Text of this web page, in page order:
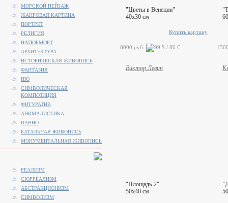
"Цветы в Венеции"
40x30 см
Купить картину
8000 руб.
Виктор Левин
"Площадь-2"
50x40 см
МОРСКОЙ ПЕЙЗАЖ
ЖАНРОВАЯ КАРТИНА
ПОРТРЕТ
РЕЛИГИЯ
НАТЮРМОРТ
АРХИТЕКТУРА
ИСТОРИЧЕСКАЯ ЖИВОПИСЬ
ФАНТАЗИЯ
НЮ
СИМВОЛИЧЕСКАЯ
КОМПОЗИЦИЯ
ФИГУРАТИВ
АНИМАЛИСТИКA
ПАННО
БАТАЛЬНАЯ ЖИВОПИСЬ
МОНУМЕНТАЛЬНАЯ ЖИВОПИСЬ
РЕАЛИЗМ
СЮРРЕАЛИЗМ
АБСТРАКЦИОНИЗМ
СИМВОЛИЗМ